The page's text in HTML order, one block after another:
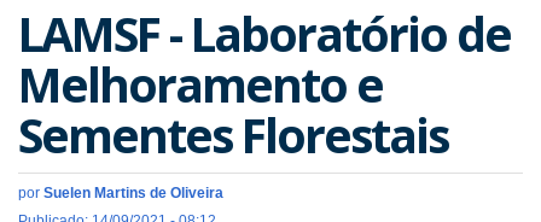
LAMSF - Laboratório de
Melhoramento e
Sementes Florestais
por Suelen Martins de Oliveira